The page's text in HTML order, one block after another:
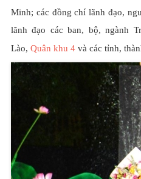
Minh; các đồng chí lãnh đạo,
lãnh đạo các ban, bộ, ngành
Lào, Quân khu 4 và các tỉnh,